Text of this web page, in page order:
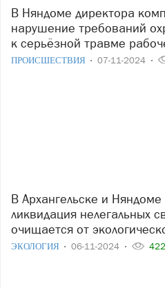
В Няндоме директора компании будут судить за
нарушение требований
к серьёзной травме
ПРОИСШЕСТВИЯ 07-11-2024
В Архангельске и Няндоме завершается
ликвидация нелегальных
очищается от
ЭКОЛОГИЯ 06-11-2024